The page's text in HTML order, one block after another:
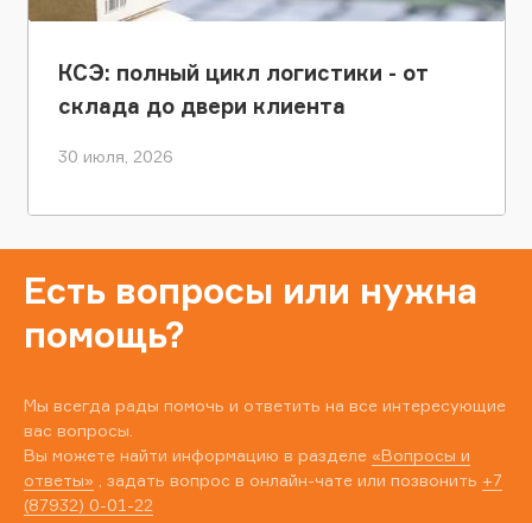
КСЭ: полный цикл логистики - от
склада до двери клиента
30 июля, 2026
Есть вопросы или нужна
помощь?
Мы всегда рады помочь и ответить на все интересующие
вас вопросы.
Вы можете найти информацию в разделе «Вопросы и
ответы» , задать вопрос в онлайн-чате или позвонить +7
(87932) 0-01-22